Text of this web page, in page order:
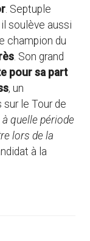
. Septuple
soulève aussi
champion du
. Son grand
pour sa part
, un
le Tour de
à quelle période
lors de la
à la